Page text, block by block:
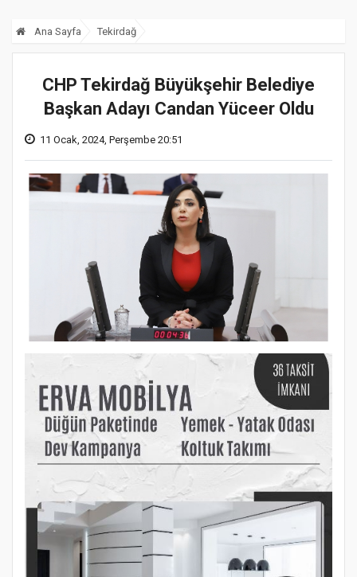
Ana Sayfa Tekirdağ
CHP Tekirdağ Büyükşehir Belediye
Başkan Adayı Candan Yüceer Oldu
11 Ocak, 2024, Perşembe 20:51